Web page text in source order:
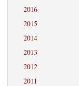
2016
2015
2014
2013
2012
2011